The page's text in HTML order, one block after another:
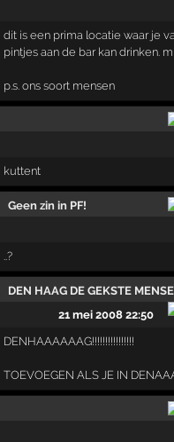
dit is een prima locatie waar je
pintjes aan de bar kan drinken.
p.s. ons soort mensen
kuttent
Geen zin in PF!
..?
DEN HAAG DE GEKSTE
21 mei 2008 22:50
DENHAAAAAAG!!!!!­!!!!!!!!!!!
TOEVOEGEN ALS JE IN